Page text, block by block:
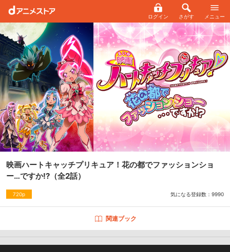
ログイン さがす メニュー
映画ハートキャッチプリキュア！花の都でファッションショ
ー…ですか!? （全2話）
720p 気になる登録数： 9990
関連ブック